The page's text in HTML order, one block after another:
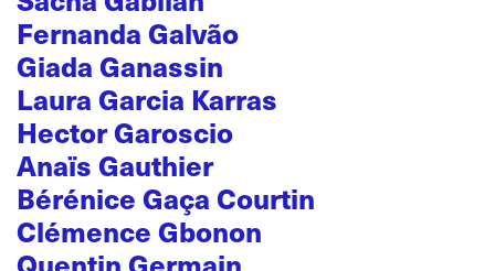
Fernanda Galvão
Giada Ganassin
Laura Garcia Karras
Hector Garoscio
Anaïs Gauthier
Bérénice Gaça Courtin
Clémence Gbonon